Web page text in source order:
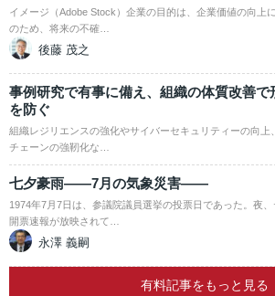
イメージ（Adobe Stock）企業の目的は、企業価値の向上
のため、将来の不確…
後藤 茂之
事例研究で有事に備え、組織の体質改善で
を防ぐ
組織レジリエンスの強化やサイバーセキュリティーの向上
チェーンの強靭化な…
七夕豪雨――7月の気象災害――
1974年7月7日は、参議院議員選挙の投票日であった。夜
開票速報が放映されて…
永澤 義嗣
有料記事をもっと見る